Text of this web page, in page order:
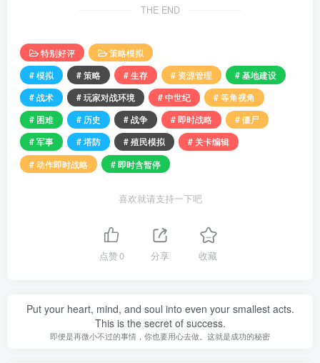
THE END
特别好评
策略模拟
# 模拟
# 策略 # 生存 # 资源管理
# 基地建设
# 战术
# 玩家对战环境 # 中世纪
# 等角视角
# 困难
# 历史 # 战争 # 即时战略
# 僵尸
# 军事
# 塔防 # 殖民模拟
# 关卡编辑
# 动作即时战略
# 即时含暂停
喜欢就请支持一下吧
点赞0 分享 收藏
Put your heart, mind, and soul into even your smallest acts.
This is the secret of success.
即便是再微小不过的事情，你也要用心去做。这就是成功的秘密